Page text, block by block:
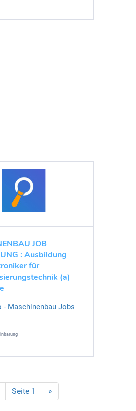
JOB
: Ausbildung
für
(a)
- Maschinenbau Jobs
Seite 1 »